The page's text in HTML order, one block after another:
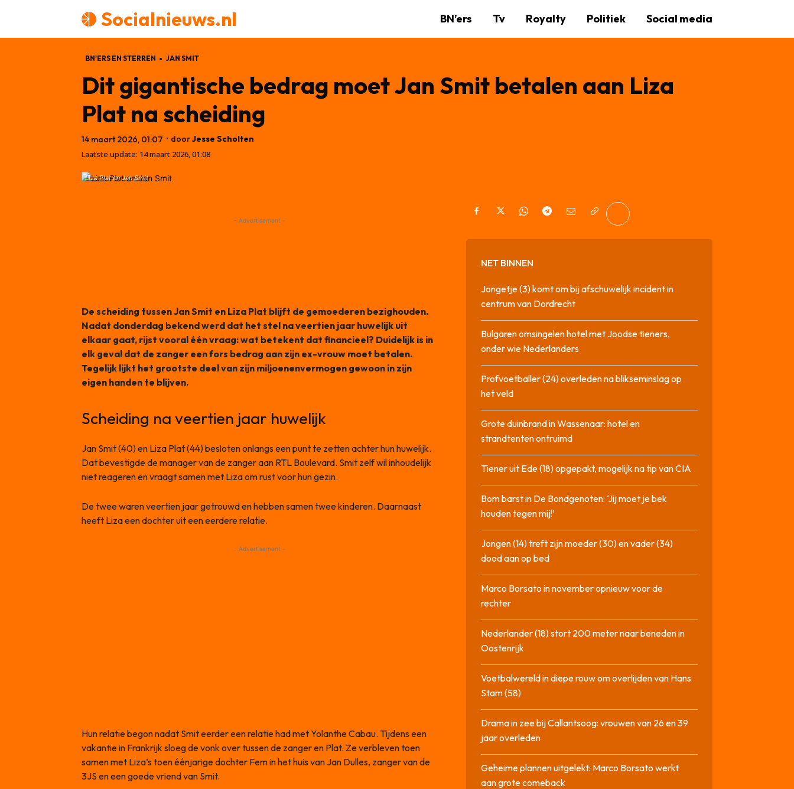
Socialnieuws.nl BN’ers Tv Royalty Politiek Social media
BN'ERS EN STERREN JAN SMIT
Dit gigantische bedrag moet Jan Smit betalen aan Liza
Plat na scheiding
14 maart 2026, 01:07 • doorJesse Scholten
Laatste update: 14 maart 2026, 01:08
Liza Plat en Jan Smit
- Advertisement -
De scheiding tussen Jan Smit en Liza Plat blijft de gemoederen bezighouden.
Nadat donderdag bekend werd dat het stel na veertien jaar huwelijk uit
elkaar gaat, rijst vooral één vraag: wat betekent dat financieel? Duidelijk is in
elk geval dat de zanger een fors bedrag aan zijn ex-vrouw moet betalen.
Tegelijk lijkt het grootste deel van zijn miljoenenvermogen gewoon in zijn
eigen handen te blijven.
Scheiding na veertien jaar huwelijk
Jan Smit (40) en Liza Plat (44) besloten onlangs een punt te zetten achter hun huwelijk.
Dat bevestigde de manager van de zanger aan RTL Boulevard. Smit zelf wil inhoudelijk
niet reageren en vraagt samen met Liza om rust voor hun gezin.
De twee waren veertien jaar getrouwd en hebben samen twee kinderen. Daarnaast
heeft Liza een dochter uit een eerdere relatie.
- Advertisement -
Hun relatie begon nadat Smit eerder een relatie had met Yolanthe Cabau. Tijdens een
vakantie in Frankrijk sloeg de vonk over tussen de zanger en Plat. Ze verbleven toen
samen met Liza’s toen éénjarige dochter Fem in het huis van Jan Dulles, zanger van de
3JS en een goede vriend van Smit.
NET BINNEN
Jongetje (3) komt om bij afschuwelijk incident in
centrum van Dordrecht
Bulgaren omsingelen hotel met Joodse tieners,
onder wie Nederlanders
Profvoetballer (24) overleden na blikseminslag op
het veld
Grote duinbrand in Wassenaar: hotel en
strandtenten ontruimd
Tiener uit Ede (18) opgepakt, mogelijk na tip van CIA
Bom barst in De Bondgenoten: ‘Jij moet je bek
houden tegen mij!’
Jongen (14) treft zijn moeder (30) en vader (34)
dood aan op bed
Marco Borsato in november opnieuw voor de
rechter
Nederlander (18) stort 200 meter naar beneden in
Oostenrijk
Voetbalwereld in diepe rouw om overlijden van Hans
Stam (58)
Drama in zee bij Callantsoog: vrouwen van 26 en 39
jaar overleden
Geheime plannen uitgelekt: Marco Borsato werkt
aan grote comeback